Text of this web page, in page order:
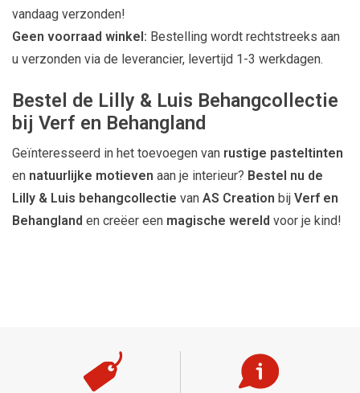
vandaag verzonden!
Geen voorraad winkel: Bestelling wordt rechtstreeks aan
u verzonden via de leverancier, levertijd 1-3 werkdagen.
Bestel de Lilly & Luis Behangcollectie
bij Verf en Behangland
Geïnteresseerd in het toevoegen van rustige pasteltinten
en natuurlijke motieven aan je interieur? Bestel nu de
Lilly & Luis behangcollectie van AS Creation bij Verf en
Behangland en creëer een magische wereld voor je kind!